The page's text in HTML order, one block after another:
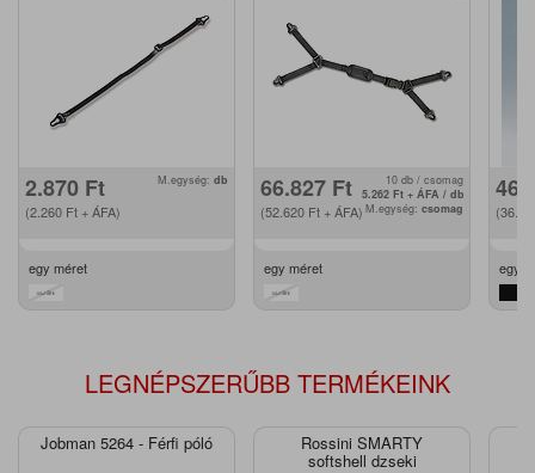
2.870 Ft
(2.260 Ft + ÁFA)
M.egység: db
egy méret
66.827 Ft
(52.620 Ft + ÁFA)
10 db / csomag
5.262 Ft + ÁFA / db
M.egység: csomag
egy méret egy
LEGNÉPSZERŰBB TERMÉKEINK
Jobman 5264 - Férfi póló Rossini SMARTY
softshell dzseki